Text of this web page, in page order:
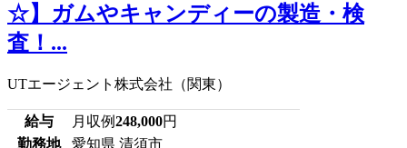
☆】ガムやキャンディーの製造・検
査！...
UTエージェント株式会社（関東）
給与 月収例248,000円
勤務地
愛知県 清須市